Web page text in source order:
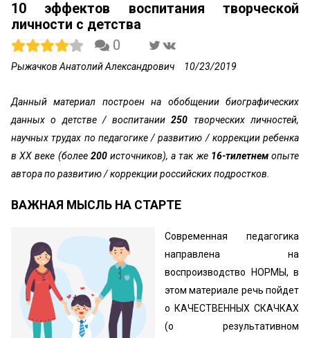
10 эффектов воспитания творческой
личности с детства
0
Рыжачков Анатолий Александрович 10/23/2019
Данный материал построен на обобщении биографических
данных о детстве / воспитании250 творческих личностей,
научных трудах по педагогике / развитию / коррекции ребенка
в XX веке (более 200источников), а так же 16-тилетнемопыте
автора по развитию / коррекции российских подростков.
ВАЖНАЯ МЫСЛЬ НА СТАРТЕ
Современная педагогика
направлена на
воспроизводство НОРМЫ, в
этом материале речь пойдет
о КАЧЕСТВЕННЫХ СКАЧКАХ
(о результативном